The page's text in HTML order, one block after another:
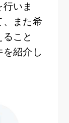
いま
、また希
こと
紹介し